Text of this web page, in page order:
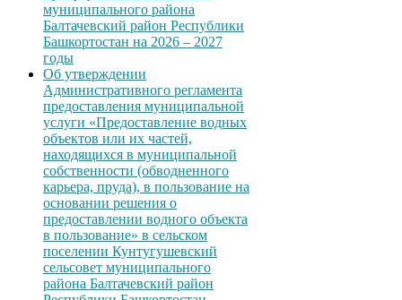
муниципального района
Балтачевский район Республики
Башкортостан на 2026 – 2027
годы
Об утверждении
Административного регламента
предоставления муниципальной
услуги «Предоставление водных
объектов или их частей,
находящихся в муниципальной
собственности (обводненного
карьера, пруда), в пользование на
основании решения о
предоставлении водного объекта
в пользование» в сельском
поселении Кунтугушевский
сельсовет муниципального
района Балтачевский район